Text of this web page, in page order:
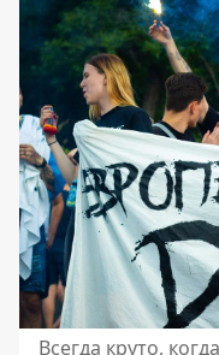
Всегда круто,